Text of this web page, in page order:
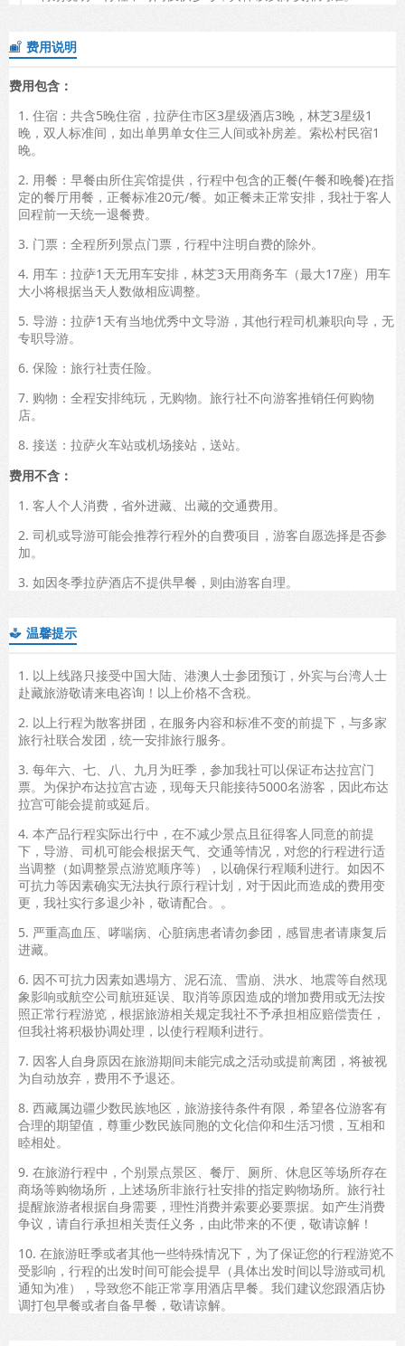
 费用说明
费用包含：
1. 住宿：共含5晚住宿，拉萨住市区3星级酒店3晚，林芝3星级1
晚，双人标准间，如出单男单女住三人间或补房差。索松村民宿1
晚。
2. 用餐：早餐由所住宾馆提供，行程中包含的正餐(午餐和晚餐)在指
定的餐厅用餐，正餐标准20元/餐。如正餐未正常安排，我社于客人
回程前一天统一退餐费。
3. 门票：全程所列景点门票，行程中注明自费的除外。
4. 用车：拉萨1天无用车安排，林芝3天用商务车（最大17座）用车
大小将根据当天人数做相应调整。
5. 导游：拉萨1天有当地优秀中文导游，其他行程司机兼职向导，无
专职导游。
6. 保险：旅行社责任险。
7. 购物：全程安排纯玩，无购物。旅行社不向游客推销任何购物
店。
8. 接送：拉萨火车站或机场接站，送站。
费用不含：
1. 客人个人消费，省外进藏、出藏的交通费用。
2. 司机或导游可能会推荐行程外的自费项目，游客自愿选择是否参
加。
3. 如因冬季拉萨酒店不提供早餐，则由游客自理。
 温馨提示
1. 以上线路只接受中国大陆、港澳人士参团预订，外宾与台湾人士
赴藏旅游敬请来电咨询！以上价格不含税。
2. 以上行程为散客拼团，在服务内容和标准不变的前提下，与多家
旅行社联合发团，统一安排旅行服务。
3. 每年六、七、八、九月为旺季，参加我社可以保证布达拉宫门
票。为保护布达拉宫古迹，现每天只能接待5000名游客，因此布达
拉宫可能会提前或延后。
4. 本产品行程实际出行中，在不减少景点且征得客人同意的前提
下，导游、司机可能会根据天气、交通等情况，对您的行程进行适
当调整（如调整景点游览顺序等），以确保行程顺利进行。如因不
可抗力等因素确实无法执行原行程计划，对于因此而造成的费用变
更，我社实行多退少补，敬请配合。。
5. 严重高血压、哮喘病、心脏病患者请勿参团，感冒患者请康复后
进藏。
6. 因不可抗力因素如遇塌方、泥石流、雪崩、洪水、地震等自然现
象影响或航空公司航班延误、取消等原因造成的增加费用或无法按
照正常行程游览，根据旅游相关规定我社不予承担相应赔偿责任，
但我社将积极协调处理，以使行程顺利进行。
7. 因客人自身原因在旅游期间未能完成之活动或提前离团，将被视
为自动放弃，费用不予退还。
8. 西藏属边疆少数民族地区，旅游接待条件有限，希望各位游客有
合理的期望值，尊重少数民族同胞的文化信仰和生活习惯，互相和
睦相处。
9. 在旅游行程中，个别景点景区、餐厅、厕所、休息区等场所存在
商场等购物场所，上述场所非旅行社安排的指定购物场所。旅行社
提醒旅游者根据自身需要，理性消费并索要必要票据。如产生消费
争议，请自行承担相关责任义务，由此带来的不便，敬请谅解！
10. 在旅游旺季或者其他一些特殊情况下，为了保证您的行程游览不
受影响，行程的出发时间可能会提早（具体出发时间以导游或司机
通知为准），导致您不能正常享用酒店早餐。我们建议您跟酒店协
调打包早餐或者自备早餐，敬请谅解。